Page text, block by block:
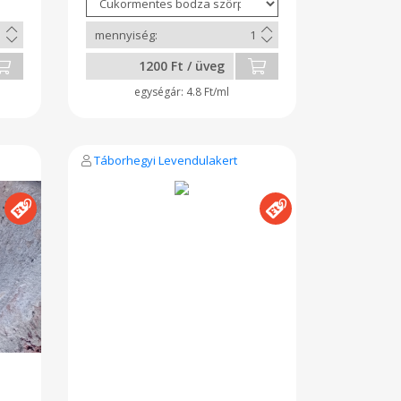
dunsztban tartom. Felbontás
után hűtőben tárolandó, 10
napon belül elfogyasztandó!
1200 Ft / üveg
4.8 Ft/ml
Táborhegyi Levendulakert